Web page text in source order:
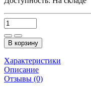
В корзину
Характеристики
Описание
Отзывы (0)